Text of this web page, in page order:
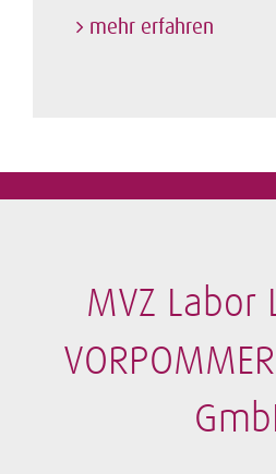
mehr erfahren
MVZ Labor